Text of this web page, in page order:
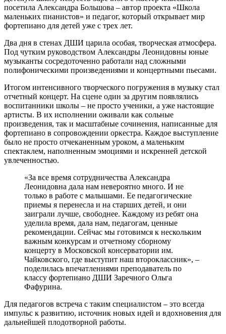
посетила Александра Большова – автор проекта «Школа
маленьких пианистов» и педагог, который открывает мир
фортепиано для детей уже с трех лет.
Два дня в стенах ДШИ царила особая, творческая атмосфера.
Под чутким руководством Александры Леонидовны юные
музыканты сосредоточенно работали над сложными
полифоническими произведениями и концертными пьесами.
Итогом интенсивного творческого погружения в музыку стал
отчетный концерт. На сцене один за другим появлялись
воспитанники школы – не просто ученики, а уже настоящие
артисты. В их исполнении оживали как сольные
произведения, так и масштабные сочинения, написанные для
фортепиано в сопровождении оркестра. Каждое выступление
было не просто отчеканенным уроком, а маленьким
спектаклем, наполненным эмоциями и искренней детской
увлеченностью.
«За все время сотрудничества Александра
Леонидовна дала нам невероятно много. И не
только в работе с малышами. Ее педагогические
приемы я перенесла и на старших детей, и они
заиграли лучше, свободнее. Каждому из ребят она
уделила время, дала нам, педагогам, ценные
рекомендации. Сейчас мы готовимся к нескольким
важным конкурсам и отчетному сборному
концерту в Московской консерватории им.
Чайковского, где выступит наш второклассник», –
поделилась впечатлениями преподаватель по
классу фортепиано ДШИ Заречного Ольга
Фафурина.
Для педагогов встреча с таким специалистом – это всегда
импульс к развитию, источник новых идей и вдохновения для
дальнейшей плодотворной работы.